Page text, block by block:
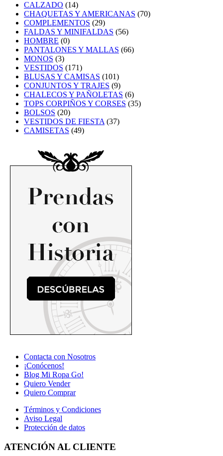
CALZADO (14)
CHAQUETAS Y AMERICANAS (70)
COMPLEMENTOS (29)
FALDAS Y MINIFALDAS (56)
HOMBRE (0)
PANTALONES Y MALLAS (66)
MONOS (3)
VESTIDOS (171)
BLUSAS Y CAMISAS (101)
CONJUNTOS Y TRAJES (9)
CHALECOS Y PAÑOLETAS (6)
TOPS CORPIÑOS Y CORSES (35)
BOLSOS (20)
VESTIDOS DE FIESTA (37)
CAMISETAS (49)
Contacta con Nosotros
¡Conócenos!
Blog Mi Ropa Go!
Quiero Vender
Quiero Comprar
Términos y Condiciones
Aviso Legal
Protección de datos
ATENCIÓN AL CLIENTE